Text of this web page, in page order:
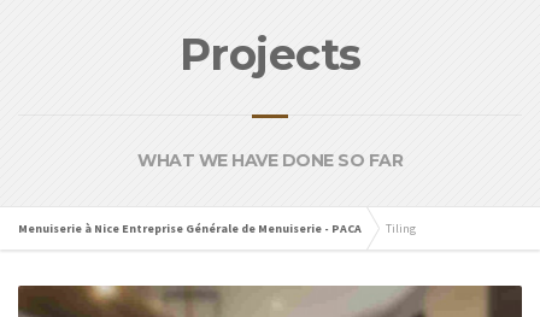
Projects
WHAT WE HAVE DONE SO FAR
Menuiserie à Nice Entreprise Générale de Menuiserie - PACA Tiling